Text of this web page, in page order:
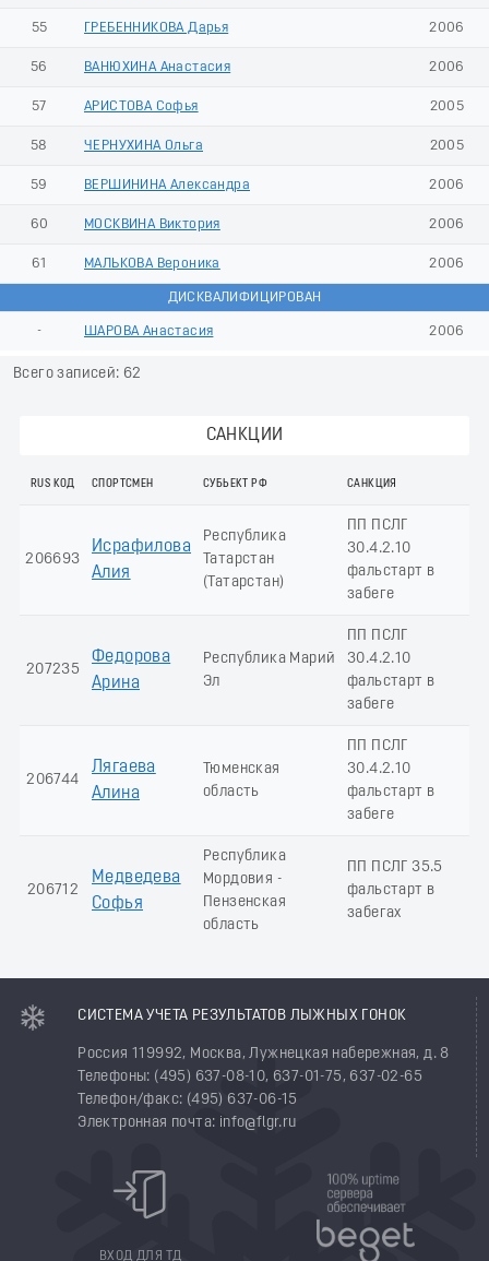
55 ГРЕБЕННИКОВА Дарья 2006
56 ВАНЮХИНА Анастасия 2006
57 АРИСТОВА Софья 2005
58 ЧЕРНУХИНА Ольга 2005
59 ВЕРШИНИНА Александра 2006
60 МОСКВИНА Виктория 2006
61 МАЛЬКОВА Вероника 2006
ДИСКВАЛИФИЦИРОВАН
- ШАРОВА Анастасия 2006
Всего записей: 62
САНКЦИИ
RUS КОД СПОРТСМЕН СУБЬЕКТ РФ САНКЦИЯ
206693
Исрафилова
Алия
Республика
Татарстан
(Татарстан)
ПП ПСЛГ
30.4.2.10
фальстарт в
забеге
207235
Федорова
Арина
Республика Марий
Эл
ПП ПСЛГ
30.4.2.10
фальстарт в
забеге
206744
Лягаева
Алина
Тюменская
область
ПП ПСЛГ
30.4.2.10
фальстарт в
забеге
206712
Медведева
Софья
Республика
Мордовия -
Пензенская
область
ПП ПСЛГ 35.5
фальстарт в
забегах
СИСТЕМА УЧЕТА РЕЗУЛЬТАТОВ ЛЫЖНЫХ ГОНОК
Россия 119992, Москва, Лужнецкая набережная, д. 8
Телефоны: (495) 637-08-10, 637-01-75, 637-02-65
Телефон/факс: (495) 637-06-15
Электронная почта: info@flgr.ru
ВХОД ДЛЯ ТД